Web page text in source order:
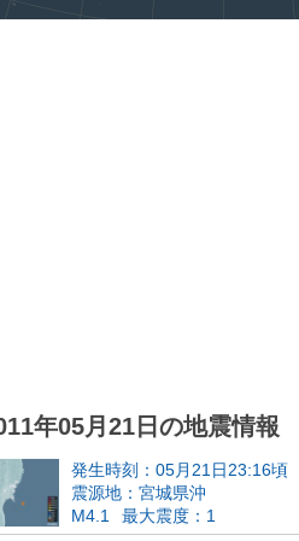
年05月21日の地震情報
発生時刻：05月21日23:16頃
震源地：宮城県沖
M4.1
最大震度：1